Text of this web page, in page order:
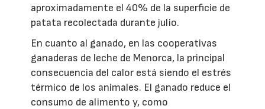
aproximadamente el 40% de la superficie de
patata recolectada durante julio.
En cuanto al ganado, en las cooperativas
ganaderas de leche de Menorca, la principal
consecuencia del calor está siendo el estrés
térmico de los animales. El ganado reduce el
consumo de alimento y, como